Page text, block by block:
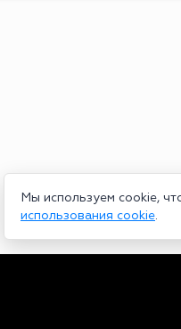
Мы используем cookie,
использования cookie.